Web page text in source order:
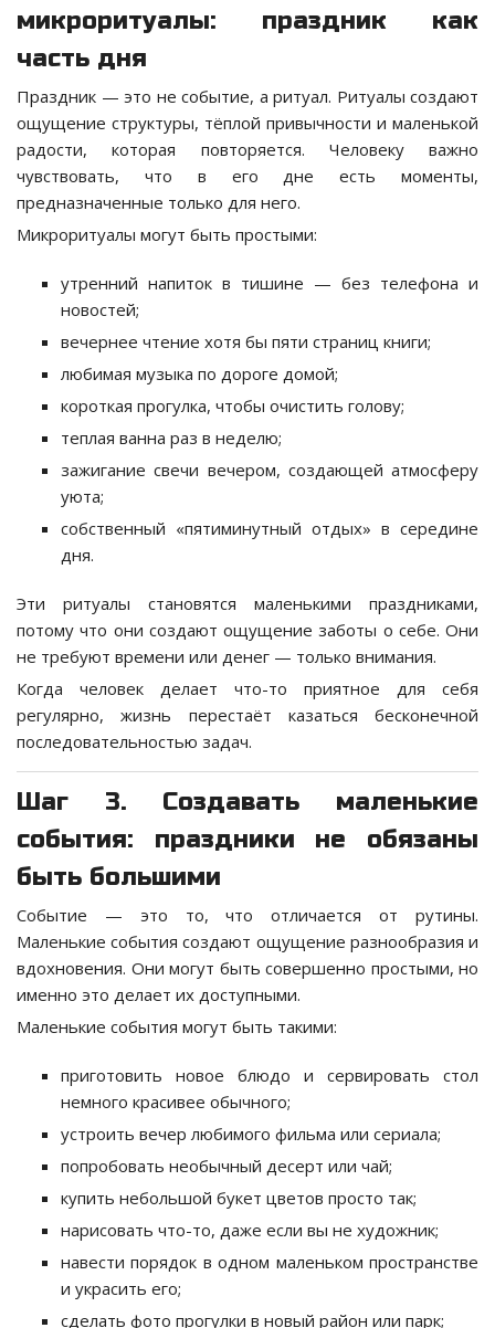
микроритуалы: праздник как
часть дня
Праздник — это не событие, а ритуал. Ритуалы создают
ощущение структуры, тёплой привычности и маленькой
радости, которая повторяется. Человеку важно
чувствовать, что в его дне есть моменты,
предназначенные только для него.
Микроритуалы могут быть простыми:
утренний напиток в тишине — без телефона и
новостей;
вечернее чтение хотя бы пяти страниц книги;
любимая музыка по дороге домой;
короткая прогулка, чтобы очистить голову;
теплая ванна раз в неделю;
зажигание свечи вечером, создающей атмосферу
уюта;
собственный «пятиминутный отдых» в середине
дня.
Эти ритуалы становятся маленькими праздниками,
потому что они создают ощущение заботы о себе. Они
не требуют времени или денег — только внимания.
Когда человек делает что-то приятное для себя
регулярно, жизнь перестаёт казаться бесконечной
последовательностью задач.
Шаг 3. Создавать маленькие
события: праздники не обязаны
быть большими
Событие — это то, что отличается от рутины.
Маленькие события создают ощущение разнообразия и
вдохновения. Они могут быть совершенно простыми, но
именно это делает их доступными.
Маленькие события могут быть такими:
приготовить новое блюдо и сервировать стол
немного красивее обычного;
устроить вечер любимого фильма или сериала;
попробовать необычный десерт или чай;
купить небольшой букет цветов просто так;
нарисовать что-то, даже если вы не художник;
навести порядок в одном маленьком пространстве
и украсить его;
сделать фото прогулки в новый район или парк;